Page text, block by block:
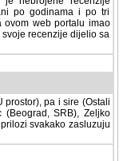
i po tri osnovne
imao svoju rubriku.
dijelio sa svima vama,
prostor), pa i sire (Ostali
SRB), Zeljko Milovic
zasluzuju da se